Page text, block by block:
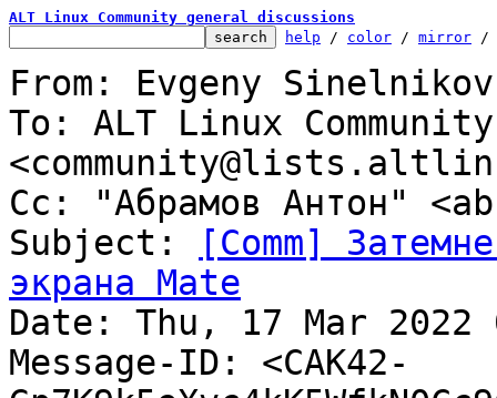
ALT Linux Community general discussions
help / color / mirror /
From: Evgeny
To: ALT Linux
Cc: "Абрамов Антон"
Subject:
[Comm]
экрана Mate
Date: Thu, 17 Mar 2022
Message-ID: <CAK42-